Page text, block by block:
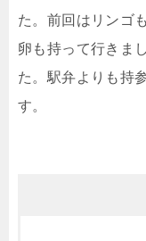
た。前回はリンゴ
卵も持って行きま
た。駅弁よりも持
す。